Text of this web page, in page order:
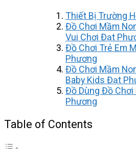
Thiết Bị Trường
Đồ Chơi Mầm
Vui Chơi Đạt
Đồ Chơi Trẻ Em
Phương
Đồ Chơi Mầm
Baby Kids Đạt
Đồ Dùng Đồ
Phương
Table of Contents